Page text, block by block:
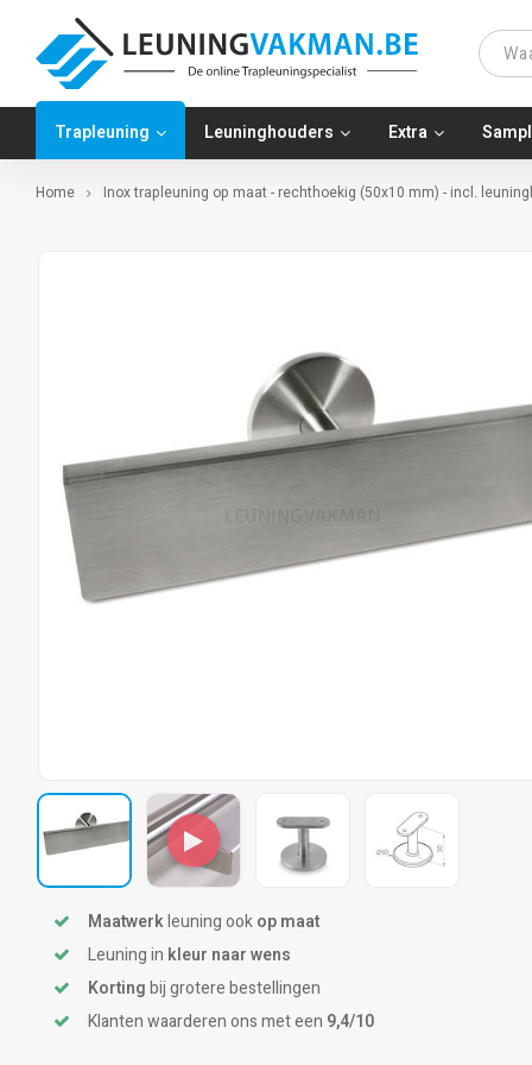
Trapleuning Leuninghouders Extra
Home Inox trapleuning op maat - rechthoekig (50x10 mm) - incl.
Maatwerkleuning ookop maat
Leuning in kleur naar wens
Kortingbij grotere bestellingen
Klanten waarderen ons met een 9,4/10